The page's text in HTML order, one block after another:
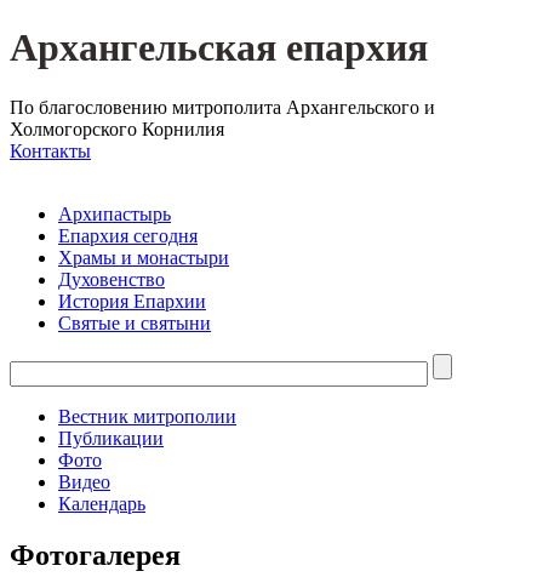
Архангельская епархия
По благословению митрополита Архангельского и
Холмогорского Корнилия
Контакты
Архипастырь
Епархия сегодня
Храмы и монастыри
Духовенство
История Епархии
Святые и святыни
Вестник митрополии
Публикации
Фото
Видео
Календарь
Фотогалерея